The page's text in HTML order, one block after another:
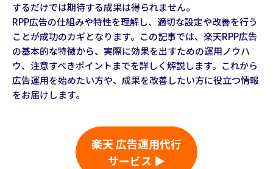
するだけでは期待する成果は得られません。
RPP広告の仕組みや特性を理解し、適切な設定や改善を行う
ことが成功のカギとなります。この記事では、楽天RPP広告
の基本的な特徴から、実際に効果を出すための運用ノウハ
ウ、注意すべきポイントまでを詳しく解説します。これから
広告運用を始めたい方や、成果を改善したい方に役立つ情報
をお届けします。
楽天 広告運用代行
サービス ▶